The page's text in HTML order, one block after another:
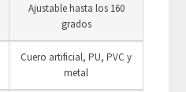
Ajustable hasta los 160
grados
Cuero artificial, PU, PVC y
metal